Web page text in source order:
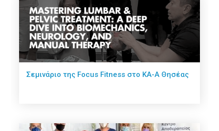
Σεμινάριο της Focus Fitness στο ΚΑ-Α Θησέας